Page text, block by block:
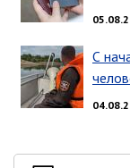
март
С